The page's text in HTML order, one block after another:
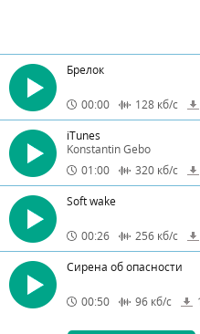
Брелок
00:00 128 кб/с
iTunes
Konstantin Gebo
01:00
320 кб/с
Soft wake
00:26 256 кб/с
Сирена об опасности
00:50 96 кб/с